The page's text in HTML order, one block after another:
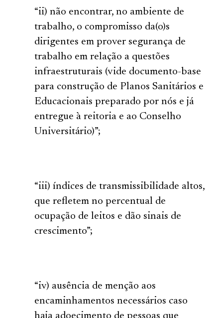
“ii) não encontrar, no ambiente de
trabalho, o compromisso da(o)s
dirigentes em prover segurança de
trabalho em relação a questões
infraestruturais (vide documento-base
para construção de Planos Sanitários e
Educacionais preparado por nós e já
entregue à reitoria e ao Conselho
Universitário)”;
“iii) índices de transmissibilidade altos,
que refletem no percentual de
ocupação de leitos e dão sinais de
crescimento”;
“iv) ausência de menção aos
encaminhamentos necessários caso